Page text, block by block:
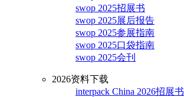
swop 2025招展书
swop 2025展后报告
swop 2025参展指南
swop 2025口袋指南
swop 2025会刊
2026资料下载
interpack China 2026招展书